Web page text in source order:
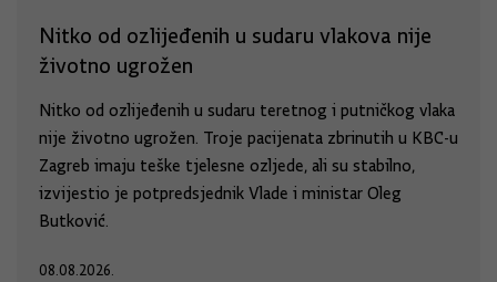
Nitko od ozlijeđenih u sudaru vlakova nije
životno ugrožen
Nitko od ozlijeđenih u sudaru teretnog i putničkog vlaka
nije životno ugrožen. Troje pacijenata zbrinutih u KBC-u
Zagreb imaju teške tjelesne ozljede, ali su stabilno,
izvijestio je potpredsjednik Vlade i ministar Oleg
Butković.
08.08.2026.